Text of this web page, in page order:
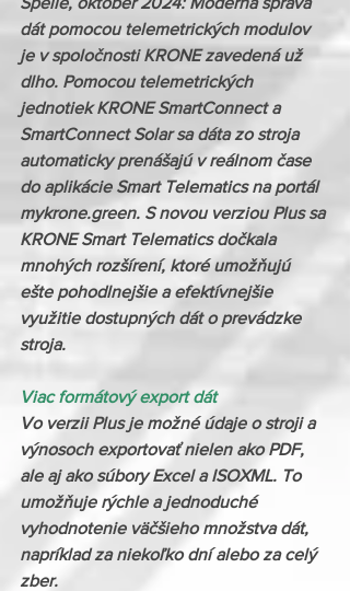
dát pomocou telemetrických modulov
je v spoločnosti KRONE zavedená už
dlho. Pomocou telemetrických
jednotiek KRONE SmartConnect a
SmartConnect Solar sa dáta zo stroja
automaticky prenášajú v reálnom čase
do aplikácie Smart Telematics na portál
mykrone.green. S novou verziou Plus sa
KRONE Smart Telematics dočkala
mnohých rozšírení, ktoré umožňujú
ešte pohodlnejšie a efektívnejšie
využitie dostupných dát o prevádzke
stroja.
Viac formátový export dát
Vo verzii Plus je možné údaje o stroji a
výnosoch exportovať nielen ako PDF,
ale aj ako súbory Excel a ISOXML. To
umožňuje rýchle a jednoduché
vyhodnotenie väčšieho množstva dát,
napríklad za niekoľko dní alebo za celý
zber.